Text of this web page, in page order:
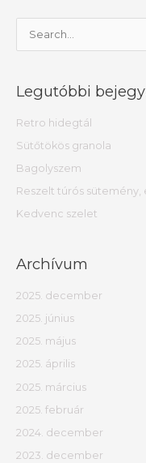
r
c
h
:
Legutóbbi
Retro hidegtál
Sütőtökös granola
Bagolyszem
Reszelt túrós sütemény,
Kedvenc szelet
Archívum
2025. december
2025. június
2025. május
2025. április
2025. március
2025. február
2024. december
2023. december